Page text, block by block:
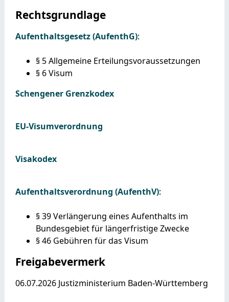
Rechtsgrundlage
Aufenthaltsgesetz (AufenthG):
§ 5 Allgemeine Erteilungsvoraussetzungen
§ 6 Visum
Schengener Grenzkodex
EU-Visumverordnung
Visakodex
Aufenthaltsverordnung (AufenthV):
§ 39 Verlängerung eines Aufenthalts im
Bundesgebiet für längerfristige Zwecke
§ 46 Gebühren für das Visum
Freigabevermerk
06.07.2026Justizministerium Baden-Württemberg